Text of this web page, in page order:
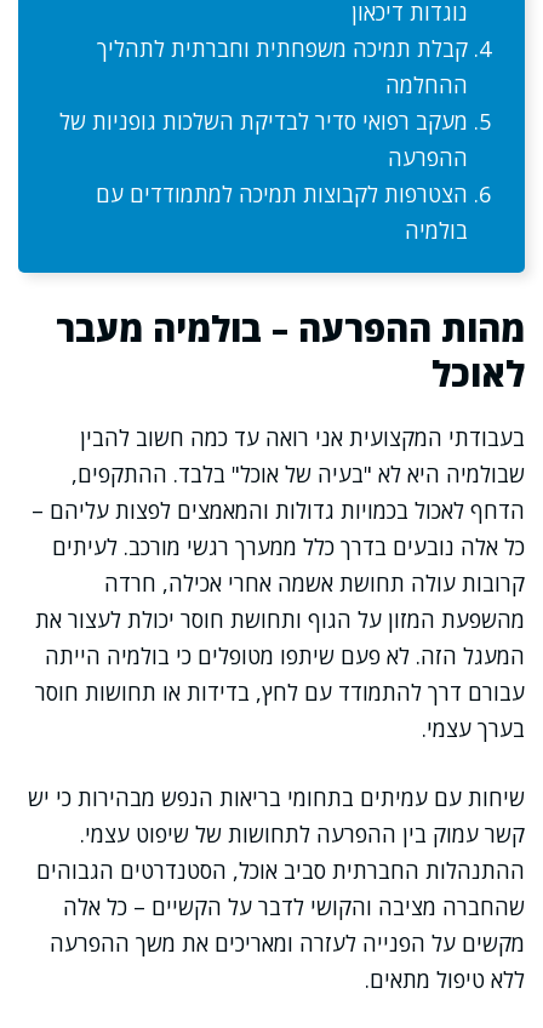
נוגדות דיכאון
קבלת תמיכה משפחתית וחברתית לתהליך
ההחלמה
מעקב רפואי סדיר לבדיקת השלכות גופניות של
ההפרעה
הצטרפות לקבוצות תמיכה למתמודדים עם
בולמיה
מהות ההפרעה – בולמיה מעבר
לאוכל
בעבודתי המקצועית אני רואה עד כמה חשוב להבין
שבולמיה היא לא "בעיה של אוכל" בלבד. ההתקפים,
הדחף לאכול בכמויות גדולות והמאמצים לפצות עליהם –
כל אלה נובעים בדרך כלל ממערך רגשי מורכב. לעיתים
קרובות עולה תחושת אשמה אחרי אכילה, חרדה
מהשפעת המזון על הגוף ותחושת חוסר יכולת לעצור את
המעגל הזה. לא פעם שיתפו מטופלים כי בולמיה הייתה
עבורם דרך להתמודד עם לחץ, בדידות או תחושות חוסר
בערך עצמי.
שיחות עם עמיתים בתחומי בריאות הנפש מבהירות כי יש
קשר עמוק בין ההפרעה לתחושות של שיפוט עצמי.
ההתנהלות החברתית סביב אוכל, הסטנדרטים הגבוהים
שהחברה מציבה והקושי לדבר על הקשיים – כל אלה
מקשים על הפנייה לעזרה ומאריכים את משך ההפרעה
ללא טיפול מתאים.